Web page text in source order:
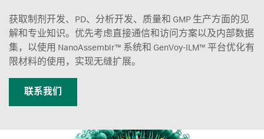
获取制剂开发、PD、分析开发、质量和 GMP 生产方面的见
解和专业知识。优先考虑直接通信和访问方案以及内部数据
集，以使用 NanoAssemblr™ 系统和 GenVoy-ILM™ 平台优化有
限材料的使用，实现无缝扩展。
联系我们